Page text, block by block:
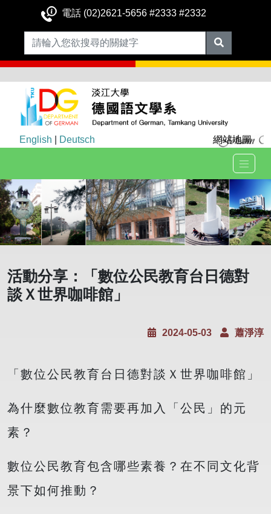
電話 (02)2621-5656 #2333 #2332
English Deutsch 網站地圖
活動分享：「數位公民教育台日德對
談Ｘ世界咖啡館」
2024-05-03 蕭淨淳
「數位公民教育台日德對談Ｘ世界咖啡館」
為什麼數位教育需要再加入「公民」的元
素？
數位公民教育包含哪些素養？在不同文化背
景下如何推動？